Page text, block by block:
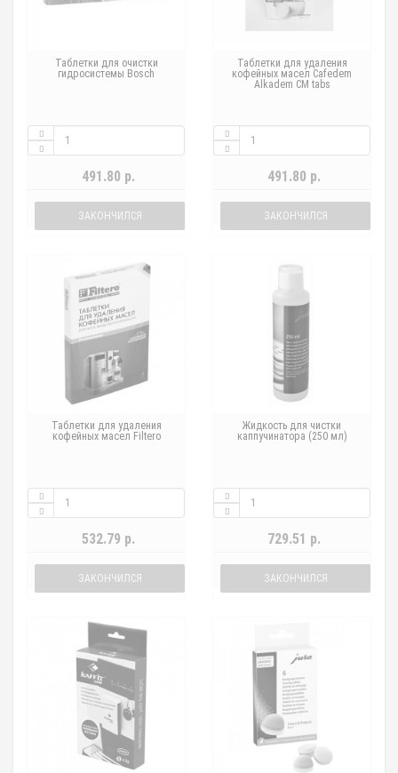
Таблетки для очистки
гидросистемы Bosch
491.80 р.
ЗАКОНЧИЛСЯ
Таблетки для удаления
кофейных масел Cafedem
Alkadem CM tabs
491.80 р.
ЗАКОНЧИЛСЯ
Таблетки для удаления
кофейных масел Filtero
532.79 р.
ЗАКОНЧИЛСЯ
Жидкость для чистки
каппучинатора (250 мл)
729.51 р.
ЗАКОНЧИЛСЯ